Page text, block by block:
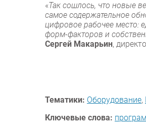
«Так сошлось, что новые
самое содержательное
цифровое рабочее место:
форм-факторов и
Сергей Макарьин,
Тематики: Оборудование,
Ключевые слова: